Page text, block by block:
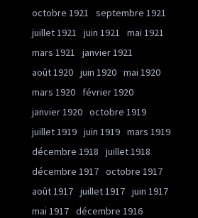
octobre 1921
septembre 1921
juillet 1921
juin 1921
mai 1921
mars 1921
janvier 1921
août 1920 juin 1920 mai 1920
mars 1920
février 1920
janvier 1920 octobre 1919
juillet 1919 juin 1919 mars 1919
décembre 1918
juillet 1918
décembre 1917 octobre 1917
août 1917 juillet 1917 juin 1917
mai 1917 décembre 1916